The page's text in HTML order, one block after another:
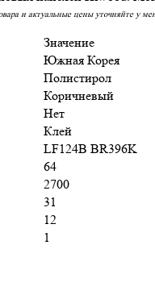
и актуальные цены уточняйте у
Значение
Южная Корея
Полистирол
Коричневый
Нет
Клей
LF124B BR396K
64
2700
31
12
1